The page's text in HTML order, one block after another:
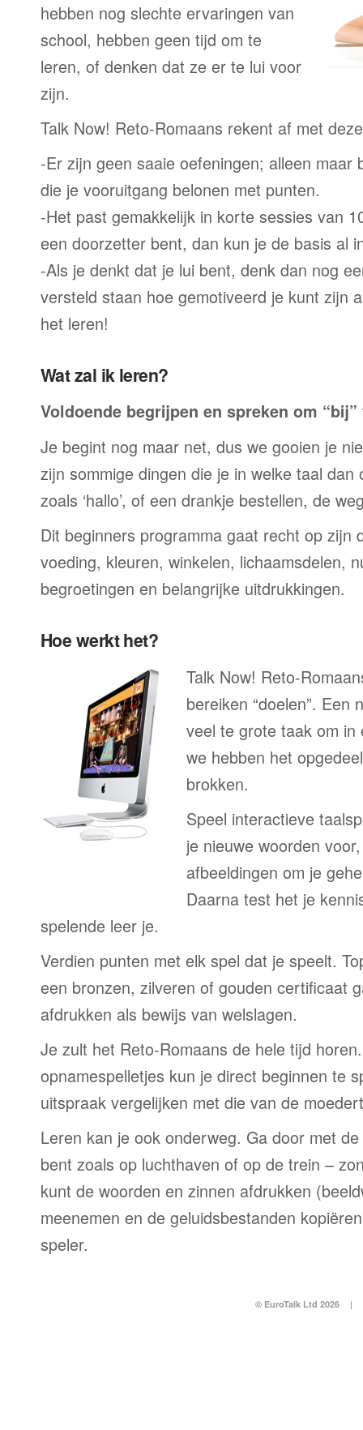
hebben nog slechte ervaringen van
school, hebben geen tijd om te
leren, of denken dat ze er te lui voor
zijn.
Talk Now! Reto-Romaans rekent af met
-Er zijn geen saaie oefeningen; alleen maar
die je vooruitgang belonen met punten.
-Het past gemakkelijk in korte sessies van
een doorzetter bent, dan kun je de basis al
-Als je denkt dat je lui bent, denk dan nog
versteld staan hoe gemotiveerd je kunt zijn
het leren!
Wat zal ik leren?
Voldoende begrijpen en spreken om
Je begint nog maar net, dus we gooien je
zijn sommige dingen die je in welke taal dan
zoals ‘hallo’, of een drankje bestellen, de
Dit beginners programma gaat recht op zijn
voeding, kleuren, winkelen, lichaamsdelen,
begroetingen en belangrijke uitdrukkingen.
Hoe werkt het?
Talk Now! Reto-
bereiken “doelen”. Een
veel te grote taak om
we hebben het
brokken.
Speel interactieve
je nieuwe woorden
afbeeldingen om je
Daarna test het je
spelende leer je.
Verdien punten met elk spel dat je speelt.
een bronzen, zilveren of gouden certificaat
afdrukken als bewijs van welslagen.
Je zult het Reto-Romaans de hele tijd
opnamespelletjes kun je direct beginnen te
uitspraak vergelijken met die van de
Leren kan je ook onderweg. Ga door met
bent zoals op luchthaven of op de trein –
kunt de woorden en zinnen afdrukken
meenemen en de geluidsbestanden
speler.
© EuroTalk Ltd 2026 |